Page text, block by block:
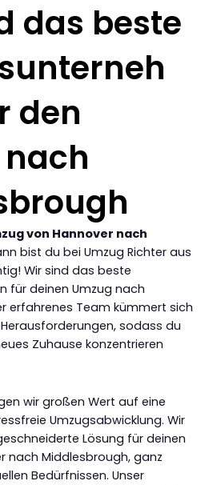
das beste
den
von Hannover nach
bist du bei Umzug Richter aus
Wir sind das beste
für deinen Umzug nach
erfahrenes Team kümmert sich
sodass du
Zuhause konzentrieren
wir großen Wert auf eine
Umzugsabwicklung. Wir
Lösung für deinen
nach Middlesbrough, ganz
Bedürfnissen. Unser